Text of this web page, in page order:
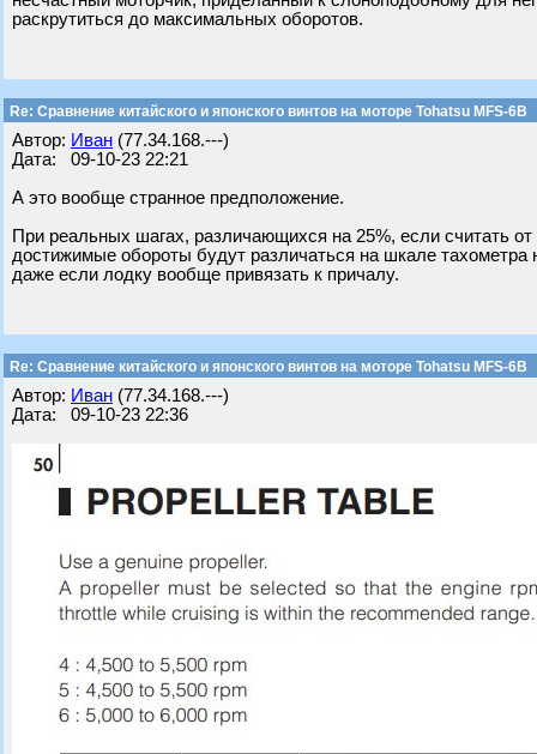
раскрутиться до максимальных оборотов.
Re: Сравнение китайского и японского винтов на моторе Tohatsu MFS-6B
Автор: Иван (77.34.168.---)
Дата: 09-10-23 22:21
А это вообще странное предположение.
При реальных шагах, различающихся на 25%, если считать
достижимые обороты будут различаться на шкале тахометра
даже если лодку вообще привязать к причалу.
Re: Сравнение китайского и японского винтов на моторе Tohatsu MFS-6B
Автор: Иван (77.34.168.---)
Дата: 09-10-23 22:36